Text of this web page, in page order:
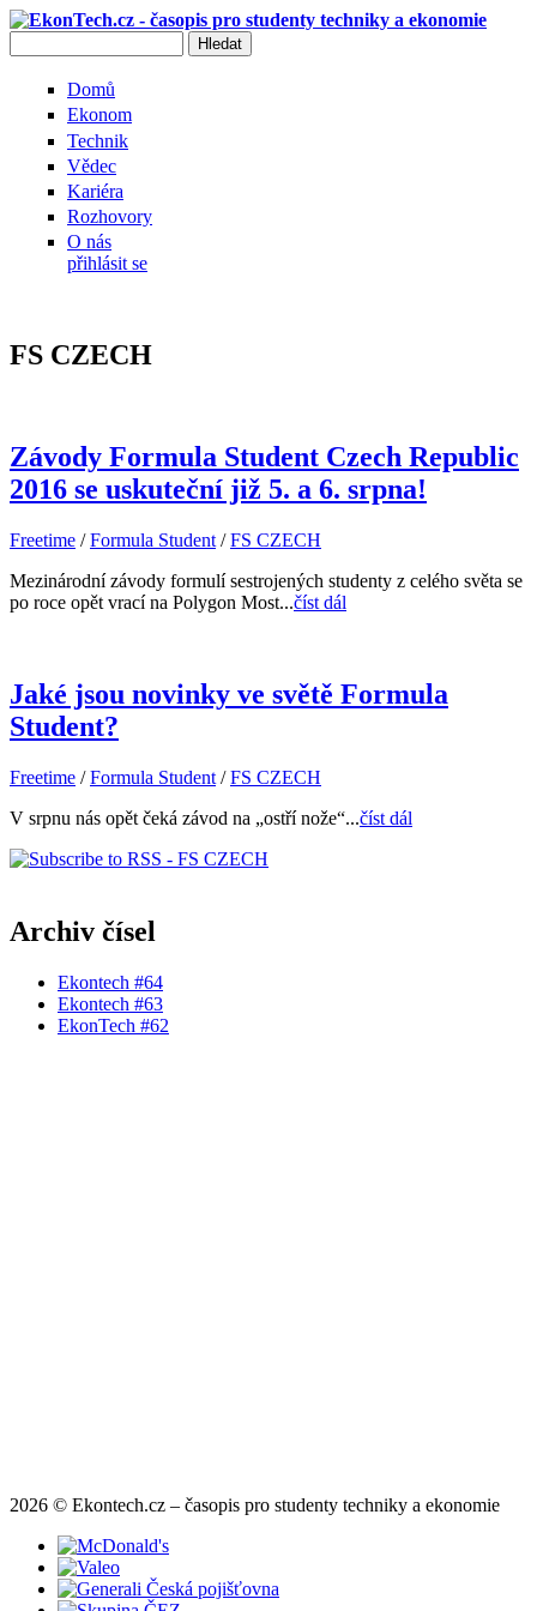
Přejít k hlavnímu obsahu
Domů
Ekonom
Technik
Vědec
Kariéra
Rozhovory
O nás
přihlásit se
FS CZECH
Závody Formula Student Czech Republic
2016 se uskuteční již 5. a 6. srpna!
Freetime /Formula Student /FS CZECH
Mezinárodní závody formulí sestrojených studenty z celého světa se
po roce opět vrací na Polygon Most...číst dál
Jaké jsou novinky ve světě Formula
Student?
Freetime /Formula Student /FS CZECH
V srpnu nás opět čeká závod na „ostří nože“...číst dál
Archiv čísel
Ekontech #64
Ekontech #63
EkonTech #62
2026 © Ekontech.cz – časopis pro studenty techniky a ekonomie